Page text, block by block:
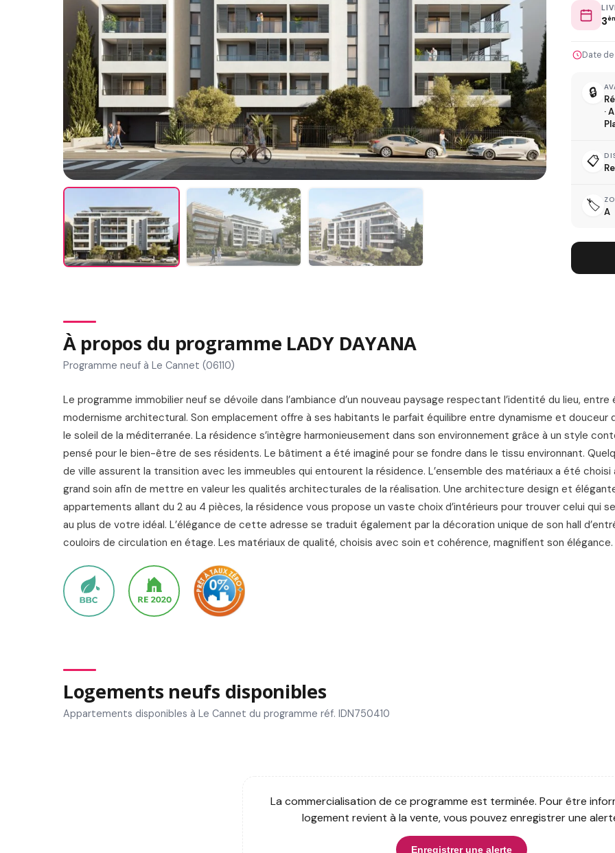
3
Date
🔒
·
📋
🏷️ A
À propos du programme LADY DAYANA
Programme neuf à Le Cannet (06110)
Le programme immobilier neuf se dévoile dans l’ambiance d’un nouveau paysage respectant l’identité du lieu,
modernisme architectural. Son emplacement offre à ses habitants le parfait équilibre entre dynamisme et douceur
le soleil de la méditerranée. La résidence s’intègre harmonieusement dans son environnement grâce à un style
pensé pour le bien-être de ses résidents. Le bâtiment a été imaginé pour se fondre dans le tissu environnant.
de ville assurent la transition avec les immeubles qui entourent la résidence. L’ensemble des matériaux a été choisi
grand soin afin de mettre en valeur les qualités architecturales de la réalisation. Une architecture design et
appartements allant du 2 au 4 pièces, la résidence vous propose un vaste choix d’intérieurs pour trouver celui qui
au plus de votre idéal. L’élégance de cette adresse se traduit également par la décoration unique de son hall
couloirs de circulation en étage. Les matériaux de qualité, choisis avec soin et cohérence, magnifient son élégance.
Logements neufs disponibles
Appartements disponibles à Le Cannet du programme réf. IDN750410
La commercialisation de ce programme est terminée. Pour être
logement revient à la vente, vous pouvez enregistrer une
Enregistrer une alerte